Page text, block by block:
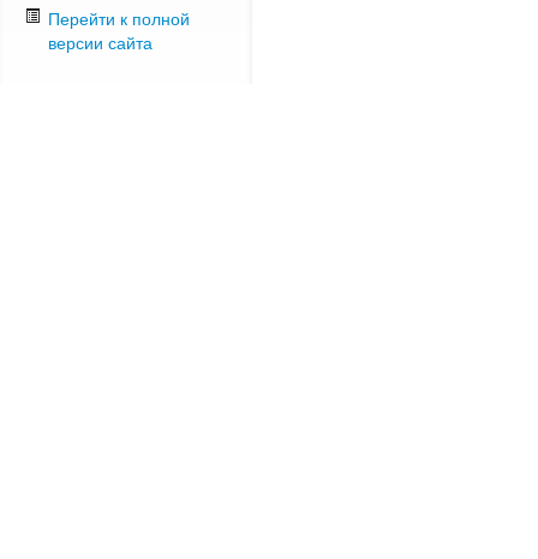
Перейти к полной
версии сайта